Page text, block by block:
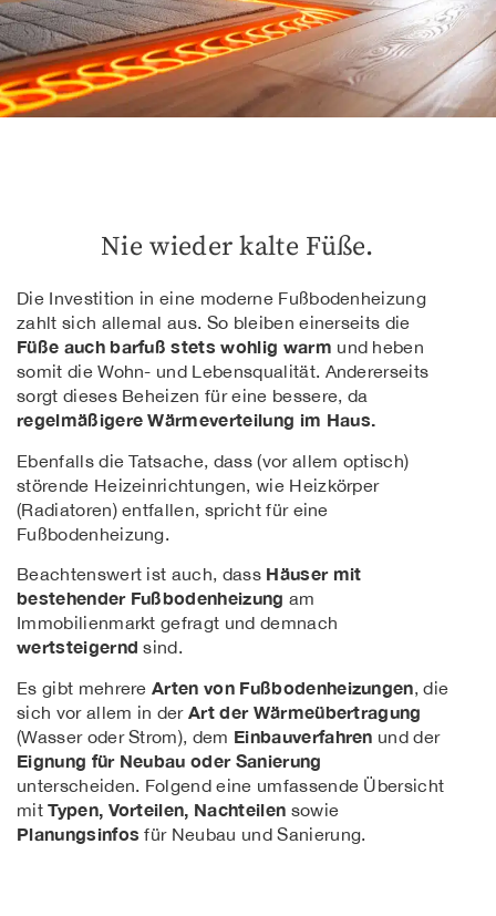
Nie wieder kalte Füße.
Die Investition in eine moderne Fußbodenheizung
zahlt sich allemal aus. So bleiben einerseits die
Füße auch barfuß stets wohlig warm und heben
somit die Wohn- und Lebensqualität. Andererseits
sorgt dieses Beheizen für eine bessere, da
regelmäßigere Wärmeverteilung im Haus.
Ebenfalls die Tatsache, dass (vor allem optisch)
störende Heizeinrichtungen, wie Heizkörper
(Radiatoren) entfallen, spricht für eine
Fußbodenheizung.
Beachtenswert ist auch, dass Häuser mit
bestehender Fußbodenheizung am
Immobilienmarkt gefragt und demnach
wertsteigernd sind.
Es gibt mehrereArten von Fußbodenheizungen , die
sich vor allem in derArt der Wärmeübertragung
(Wasser oder Strom), dem Einbauverfahren und der
Eignung für Neubau oder Sanierung
unterscheiden. Folgend eine umfassende Übersicht
mitTypen, Vorteilen, Nachteilen sowie
Planungsinfos für Neubau und Sanierung.